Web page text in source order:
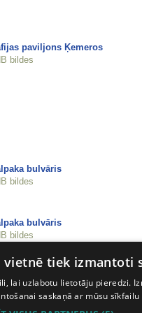
paviljons Ķemeros
bildes
bulvāris
bildes
bulvāris
bildes
bulvāris 5
bildes
vietnē tiek izmantoti
lai uzlabotu lietotāju pieredzi.
saskaņā ar mūsu